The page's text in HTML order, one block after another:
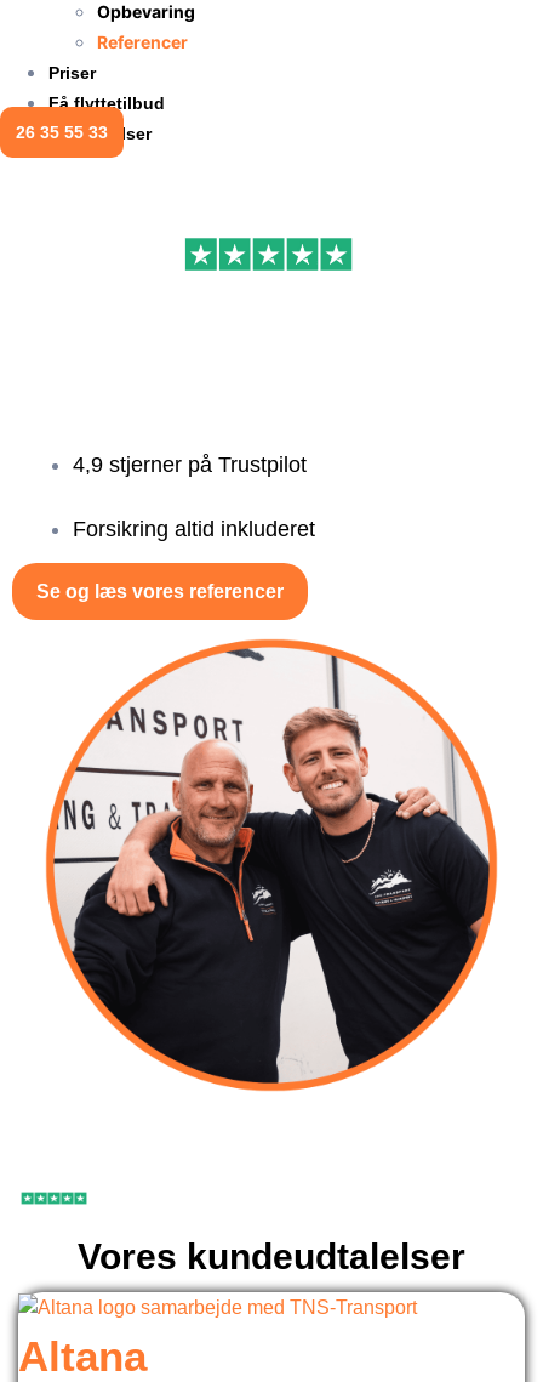
Opbevaring
Referencer
Priser
Få flyttetilbud
Anmeldelser
26 35 55 33
4,9 stjerner på Trustpilot
Forsikring altid inkluderet
Se og læs vores referencer
Vores kundeudtalelser
Altana